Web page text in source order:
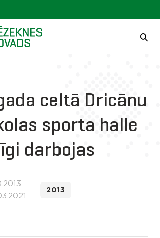
celtā Dricānu
sporta halle
darbojas
2013